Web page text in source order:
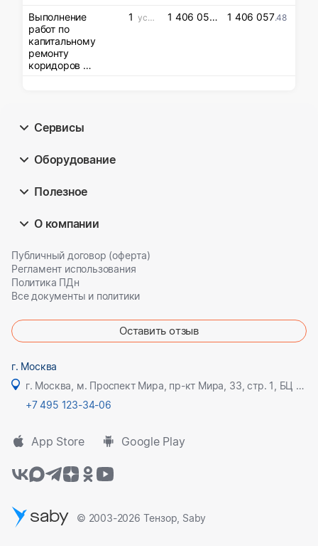
Выполнение
работ по
капитальному
ремонту
коридоров 1
№ 101 (по
БТИ № З2) и
дверей в
вестибюле (А
по БТИ) в
Федеральной
му,
технологичес
кому и
атомному
1 усл. ед 1 406 057.48 1 406 057.48
Сервисы
Оборудование
Полезное
О компании
Публичный договор (оферта)
Регламент использования
Политика ПДн
Все документы и политики
Оставить отзыв
г. Москва
г. Москва, м. Проспект Мира, пр-кт Мира, 33, стр. 1, БЦ Олимпик плаза
+7 495 123-34-06
App Store Google Play
saby © 2003-2026 Тензор, Saby